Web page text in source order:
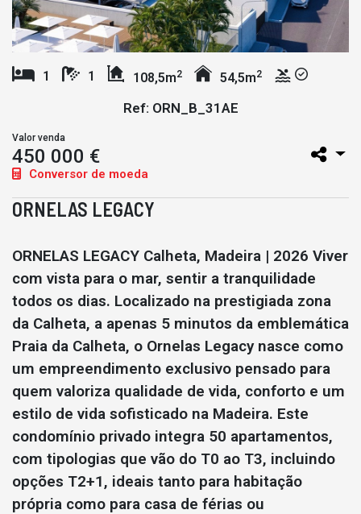
1 1 108,5m2 54,5m2
Ref: ORN_B_31AE
Valor venda
450 000 €
Conversor de moeda
ORNELAS LEGACY
ORNELAS LEGACY Calheta, Madeira | 2026 Viver
com vista para o mar, sentir a tranquilidade
todos os dias. Localizado na prestigiada zona
da Calheta, a apenas 5 minutos da emblemática
Praia da Calheta, o Ornelas Legacy nasce como
um empreendimento exclusivo pensado para
quem valoriza qualidade de vida, conforto e um
estilo de vida sofisticado na Madeira. Este
condomínio privado integra 50 apartamentos,
com tipologias que vão do T0 ao T3, incluindo
opções T2+1, ideais tanto para habitação
própria como para casa de férias ou